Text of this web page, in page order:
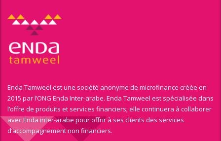
Enda Tamweel est une société anonyme de microfinance créée en
2015 par l’ONG Enda Inter-arabe. Enda Tamweel est spécialisée dans
l’offre de produits et services financiers; elle continuera à collaborer
avec Enda inter-arabe pour offrir à ses clients des services
d’accompagnement non financiers.